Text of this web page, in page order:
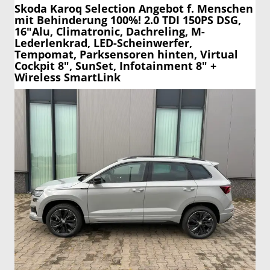
Skoda Karoq Selection Angebot f. Menschen
mit Behinderung 100%! 2.0 TDI 150PS DSG,
16"Alu, Climatronic, Dachreling, M-
Lederlenkrad, LED-Scheinwerfer,
Tempomat, Parksensoren hinten, Virtual
Cockpit 8", SunSet, Infotainment 8" +
Wireless SmartLink